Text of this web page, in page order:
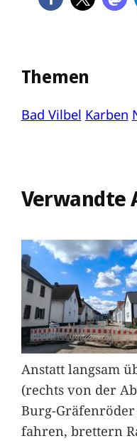
Themen
Bad Vilbel Karben
Verwandte
Anstatt langsam
(rechts von der
Burg-
fahren, brettern